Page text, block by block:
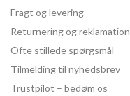
Fragt og levering
Returnering og reklamation
Ofte stillede spørgsmål
Tilmelding til nyhedsbrev
Trustpilot – bedøm os